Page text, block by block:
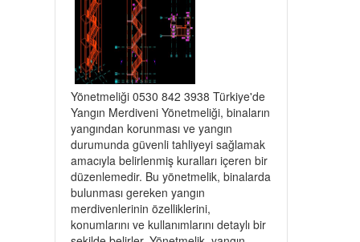
Yönetmeliği 0530 842 3938 Türkiye'de
Yangın Merdiveni Yönetmeliği, binaların
yangından korunması ve yangın
durumunda güvenli tahliyeyi sağlamak
amacıyla belirlenmiş kuralları içeren bir
düzenlemedir. Bu yönetmelik, binalarda
bulunması gereken yangın
merdivenlerinin özelliklerini,
konumlarını ve kullanımlarını detaylı bir